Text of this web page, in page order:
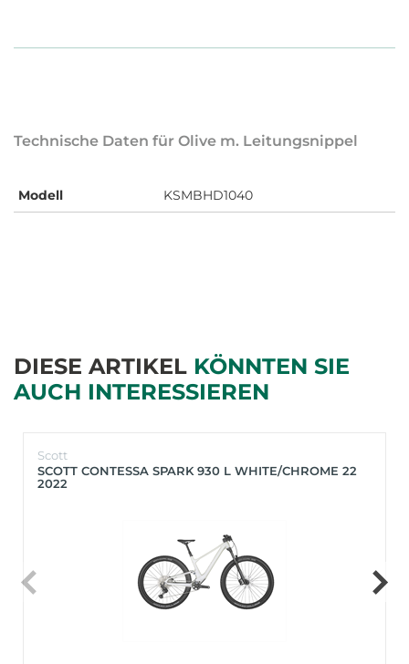
Technische Daten für Olive m. Leitungsnippel
Modell KSMBHD1040
DIESE ARTIKEL KÖNNTEN SIE
AUCH INTERESSIEREN
Scott
SCOTT CONTESSA SPARK 930 L WHITE/CHROME 22
2022